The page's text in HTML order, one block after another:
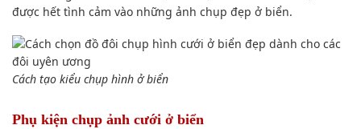
được hết tình cảm vào những ảnh chụp đẹp ở biển.
Cách tạo kiểu chụp hình ở biển
Phụ kiện chụp ảnh cưới ở biển